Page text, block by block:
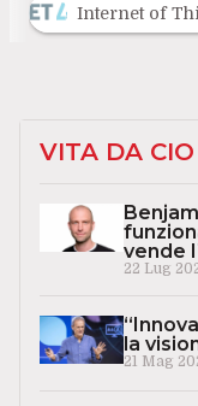
Internet of
VITA DA CIO
vende
22 Lug
la
21 Mag